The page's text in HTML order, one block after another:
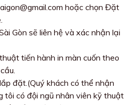
hoặc chọn Đặt
Gòn sẽ liên hệ và xác nhận lại
tiến hành in màn cuốn theo
đặt.(Quý khách có thể nhận
tôi có đội ngũ nhân viên kỹ thuật